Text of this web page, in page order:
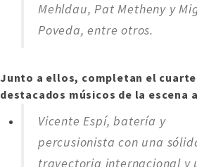
Mehldau, Pat Metheny y
Poveda, entre otros.
Junto a ellos, completan el
destacados músicos de la escena
Vicente Espí, batería y
percusionista con una
trayectoria internacional y